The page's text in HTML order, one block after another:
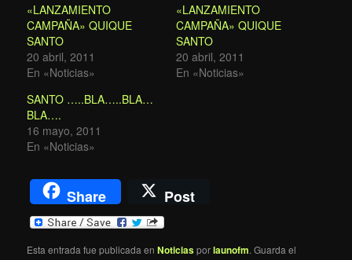
«LANZAMIENTO
CAMPAÑA» QUIQUE
SANTO
20 abril, 2011
En «Noticias»
«LANZAMIENTO
CAMPAÑA» QUIQUE
SANTO
20 abril, 2011
En «Noticias»
SANTO …..BLA…..BLA…
BLA….
16 mayo, 2011
En «Noticias»
Share Post
Esta entrada fue publicada enNoticiasporlaunofm. Guarda el